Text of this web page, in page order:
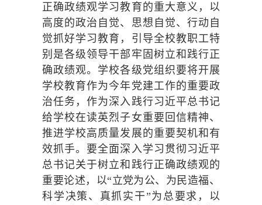
正确政绩观学习教育的重大意义，以
高度的政治自觉、思想自觉、行动自
觉抓好学习教育，引导全校教职工特
别是各级领导干部牢固树立和践行正
确政绩观。学校各级党组织要将开展
学校教育作为今年党建工作的重要政
治任务，作为深入践行习近平总书记
给学校在读英烈子女重要回信精神、
推进学校高质量发展的重要契机和有
效抓手。要全面深入学习贯彻习近平
总书记关于树立和践行正确政绩观的
重要论述，以“立党为公、为民造福、
科学决策、真抓实干”为总要求，以